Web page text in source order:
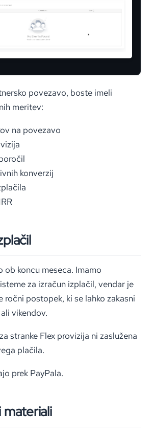
povezavo, boste imeli
meritev:
na povezavo
konverzij
ob koncu meseca. Imamo
za izračun izplačil, vendar je
ročni postopek, ki se lahko zakasni
vikendov.
stranke Flex provizija ni zaslužena
plačila.
prek PayPala.
materiali